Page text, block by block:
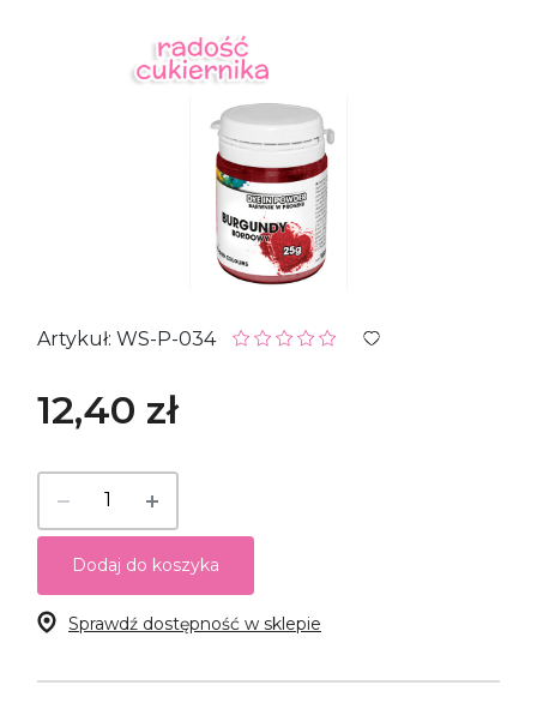
Artykuł: WS-P-034
12,40 zł
Dodaj do koszyka
Sprawdź dostępność w sklepie